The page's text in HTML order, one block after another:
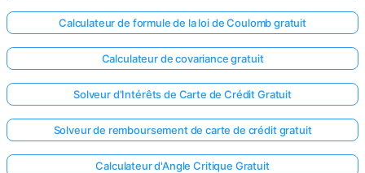
Calculateur de formule de la loi de Coulomb gratuit
Calculateur de covariance gratuit
Solveur d'Intérêts de Carte de Crédit Gratuit
Solveur de remboursement de carte de crédit gratuit
Calculateur d'Angle Critique Gratuit